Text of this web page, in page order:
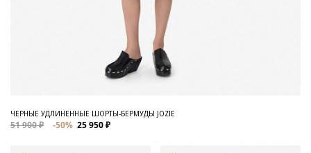
ЧЕРНЫЕ УДЛИНЕННЫЕ ШОРТЫ-БЕРМУДЫ JOZIE
51 900 ₽ -50% 25 950 ₽